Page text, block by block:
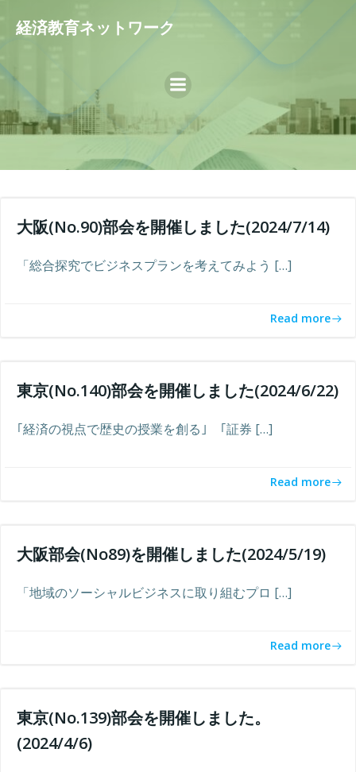
ツ
経済教育ネットワーク
大阪(No.90)部会を開催しました(2024/7/14)
「総合探究でビジネスプランを考えてみよう […]
Read more
東京(No.140)部会を開催しました(2024/6/22)
｢経済の視点で歴史の授業を創る｣ ｢証券 […]
Read more
大阪部会(No89)を開催しました(2024/5/19)
「地域のソーシャルビジネスに取り組むプロ […]
Read more
東京(No.139)部会を開催しました。
(2024/4/6)